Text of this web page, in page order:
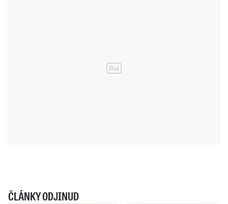
ČLÁNKY ODJINUD